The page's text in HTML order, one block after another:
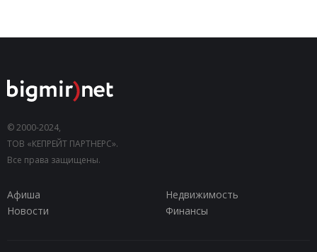
© 2000-2024,
ТОВ «КЕПРЕЙТ ПАРТНЕРС».
Все права защищены.
Афиша
Недвижимость
Новости
Финансы